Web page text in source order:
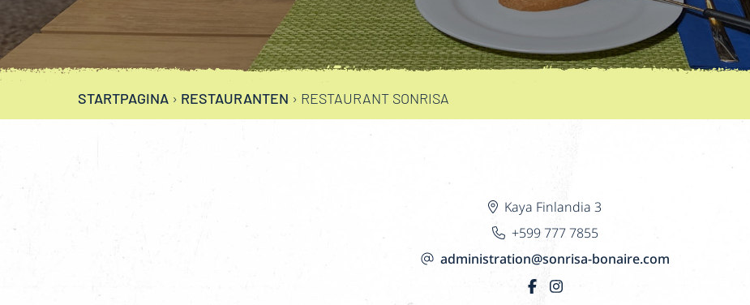
STARTPAGINA › RESTAURANTEN › RESTAURANT SONRISA
Kaya Finlandia 3
+599 777 7855
administration@sonrisa-bonaire.com